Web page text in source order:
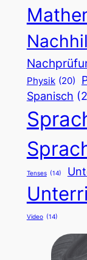
Physik (20)
Spanisch
Tenses (14)
Video (14)